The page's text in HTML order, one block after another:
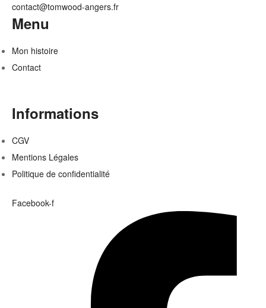
contact@tomwood-angers.fr
Menu
Mon histoire
Contact
Informations
CGV
Mentions Légales
Politique de confidentialité
Facebook-f